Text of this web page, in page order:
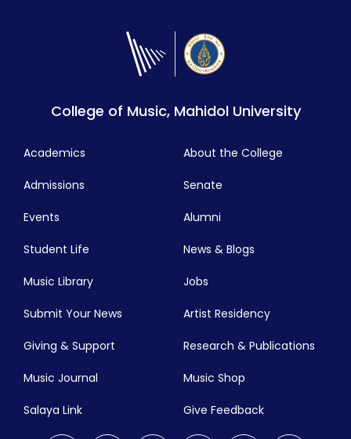
College of Music, Mahidol University
Academics
Admissions
Events
Student Life
Music Library
Submit Your News
About the College
Senate
Alumni
News & Blogs
Jobs
Artist Residency
Giving & Support Research & Publications
Music Journal Music Shop
Salaya Link Give Feedback